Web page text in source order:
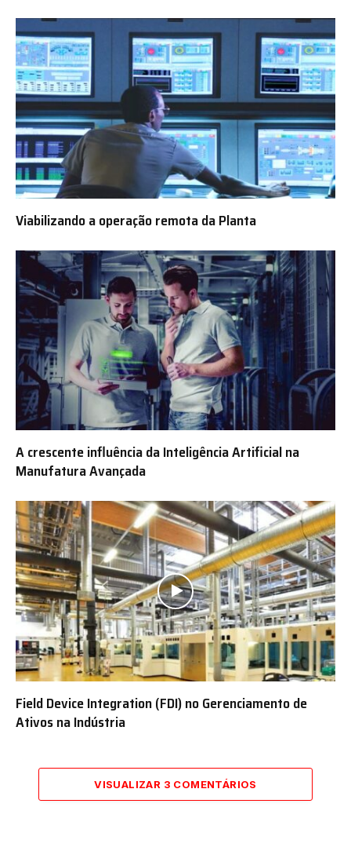
Viabilizando a operação remota da Planta
A crescente influência da Inteligência Artificial na
Manufatura Avançada
Field Device Integration (FDI) no Gerenciamento de
Ativos na Indústria
VISUALIZAR 3 COMENTÁRIOS